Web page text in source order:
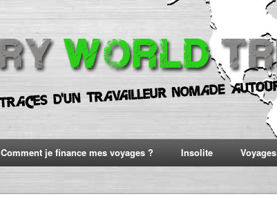
Comment je finance mes voyages ? Insolite Voyages